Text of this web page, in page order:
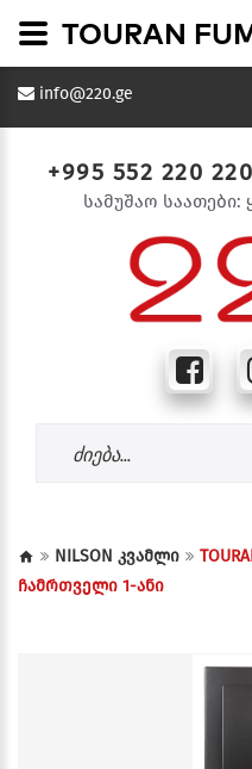
info@220.ge
+995 552 220 220
სამუშაო საათები:
NILSON კვამლი
ჩამრთველი 1-ანი